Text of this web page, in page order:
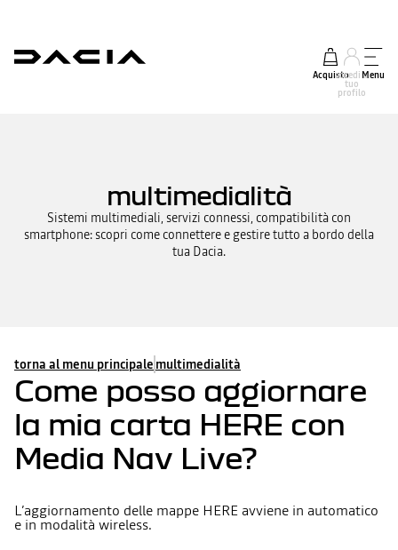
Acquistoaccedi al
tuo
profilo
Menu
multimedialità
Sistemi multimediali, servizi connessi, compatibilità con
smartphone: scopri come connettere e gestire tutto a bordo della
tua Dacia.
torna al menu principale multimedialità
Come posso aggiornare
la mia carta HERE con
Media Nav Live?
L’aggiornamento delle mappe HERE avviene in automatico
e in modalità wireless.